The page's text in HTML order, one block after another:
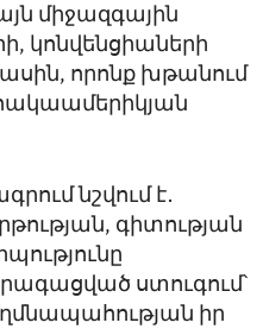
միջազգային
կոնվենցիաների
որոնք խթանում
նշվում է․
գիտության
ստուգում՝
իր